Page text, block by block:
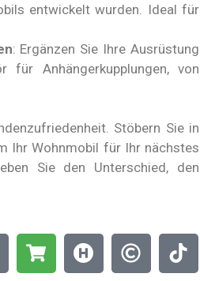
entwickelt wurden. Ideal für
: Ergänzen Sie Ihre Ausrüstung
Anhängerkupplungen, von
Stöbern Sie in
Ihr Wohnmobil für Ihr nächstes
Sie den Unterschied, den